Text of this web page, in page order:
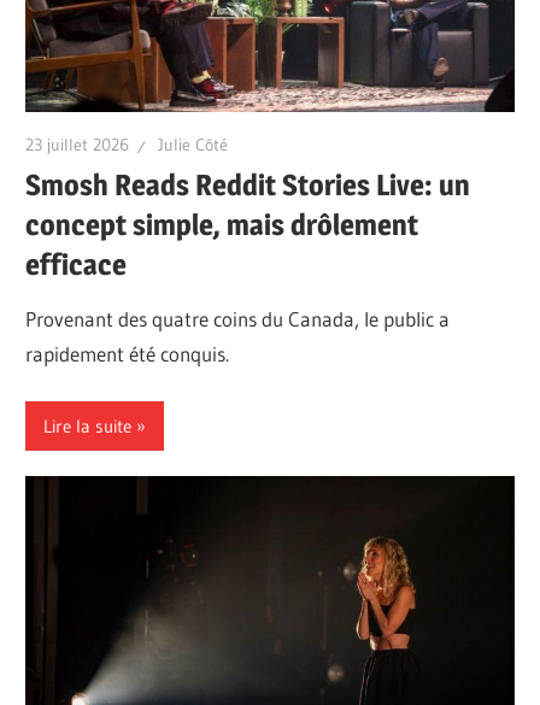
23 juillet 2026 Julie Côté
Smosh Reads Reddit Stories Live: un
concept simple, mais drôlement
efficace
Provenant des quatre coins du Canada, le public a
rapidement été conquis.
Lire la suite